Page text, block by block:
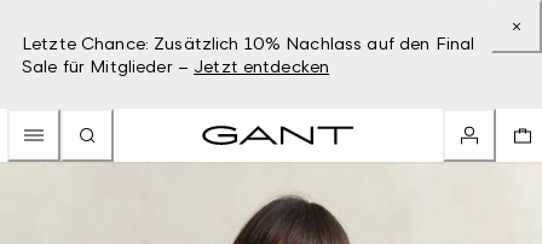
Letzte Chance: Zusätzlich 10% Nachlass auf den Final
Sale für Mitglieder – Jetzt entdecken